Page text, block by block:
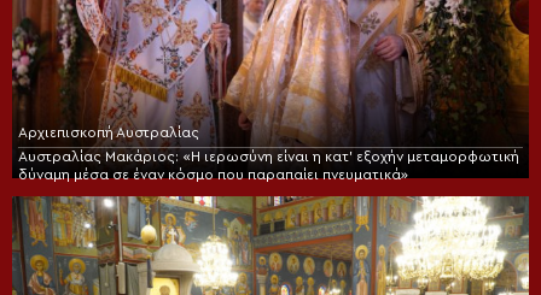
Αρχιεπισκοπή Αυστραλίας
Αυστραλίας Μακάριος: «Η ιερωσύνη είναι η κατ’ εξοχήν μεταμορφωτική
δύναμη μέσα σε έναν κόσμο που παραπαίει πνευματικά»